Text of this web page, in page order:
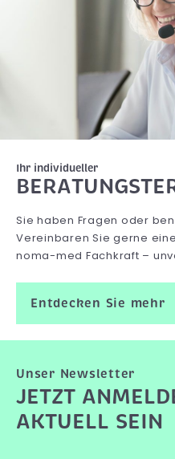
Ihr individueller
Sie haben Fragen oder
Vereinbaren Sie gerne
noma-med Fachkraft –
Entdecken Sie mehr
Unser Newsletter
JETZT
AKTUELL SEIN